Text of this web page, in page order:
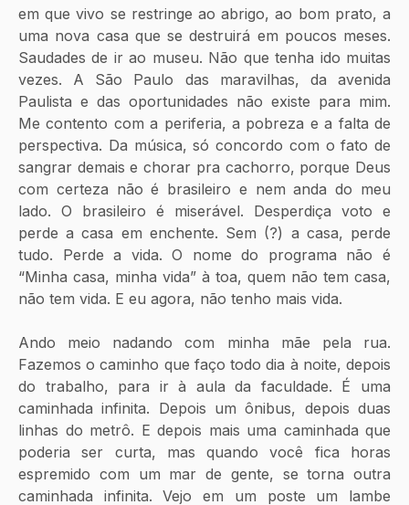
em que vivo se restringe ao abrigo, ao bom prato, a
uma nova casa que se destruirá em poucos meses.
Saudades de ir ao museu. Não que tenha ido muitas
vezes. A São Paulo das maravilhas, da avenida
Paulista e das oportunidades não existe para mim.
Me contento com a periferia, a pobreza e a falta de
perspectiva. Da música, só concordo com o fato de
sangrar demais e chorar pra cachorro, porque Deus
com certeza não é brasileiro e nem anda do meu
lado. O brasileiro é miserável. Desperdiça voto e
perde a casa em enchente. Sem (?) a casa, perde
tudo. Perde a vida. O nome do programa não é
“Minha casa, minha vida” à toa, quem não tem casa,
não tem vida. E eu agora, não tenho mais vida.
Ando meio nadando com minha mãe pela rua.
Fazemos o caminho que faço todo dia à noite, depois
do trabalho, para ir à aula da faculdade. É uma
caminhada infinita. Depois um ônibus, depois duas
linhas do metrô. E depois mais uma caminhada que
poderia ser curta, mas quando você fica horas
espremido com um mar de gente, se torna outra
caminhada infinita. Vejo em um poste um lambe